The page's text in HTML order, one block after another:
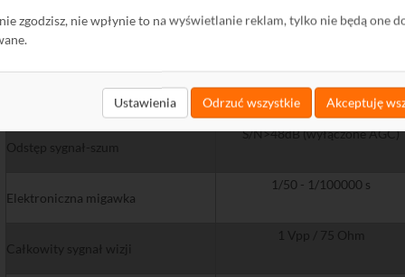
zgodzisz, nie wpłynie to na wyświetlanie reklam, tylko nie będą one
Ustawienia Odrzuć wszystkie Akceptuję
Liczba linii
Odstęp sygnał-szum
S/N>48dB (wyłączone AGC)
Elektroniczna migawka
1/50 - 1/100000 s
Całkowity sygnał wizji
1 Vpp / 75 Ohm